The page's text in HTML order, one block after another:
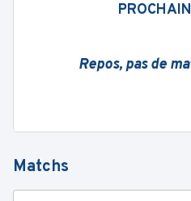
Repos, pas de
Matchs